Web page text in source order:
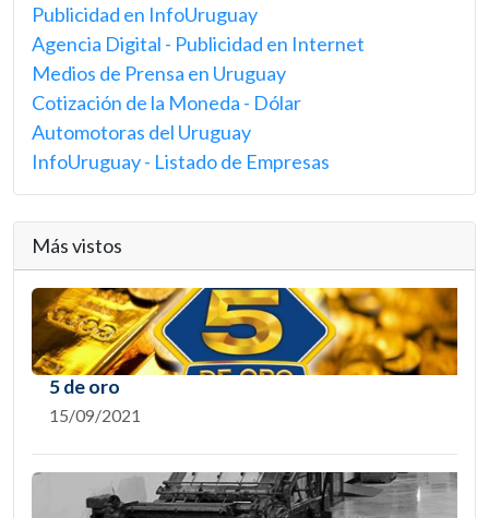
Publicidad en InfoUruguay
Agencia Digital - Publicidad en Internet
Medios de Prensa en Uruguay
Cotización de la Moneda - Dólar
Automotoras del Uruguay
InfoUruguay - Listado de Empresas
Más vistos
5 de oro
15/09/2021